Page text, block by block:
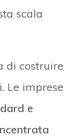
scala
di costruire
Le imprese
e